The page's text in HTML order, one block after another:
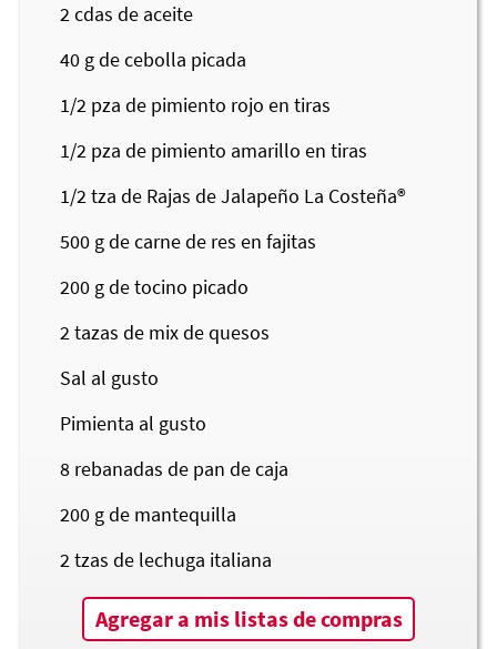
2cdas de aceite
40 g de cebolla picada
1/2 pza de pimiento rojo en tiras
1/2 pza de pimiento amarillo en tiras
1/2tza de Rajas de Jalapeño La Costeña®
500 g de carne de res en fajitas
200 g de tocino picado
2tazas de mix de quesos
Sal al gusto
Pimienta al gusto
8 rebanadas de pan de caja
200 g de mantequilla
2tzas de lechuga italiana
Agregar a mis listas de compras